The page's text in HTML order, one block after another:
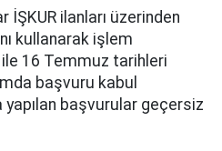
ilanları üzerinden
kullanarak işlem
16 Temmuz tarihleri
başvuru kabul
yapılan başvurular geçersiz